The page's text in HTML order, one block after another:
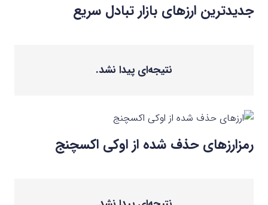
جدیدترین ارزهای بازار تبادل سریع
نتیجه‌ای پیدا نشد.
رمزارزهای حذف شده از اوکی اکسچنج